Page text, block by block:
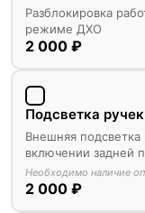
Разблокировка
режиме ДХО
2 000 ₽
Подсветка
Внешняя подсветка
включении задней
Необходимо наличие
2 000 ₽